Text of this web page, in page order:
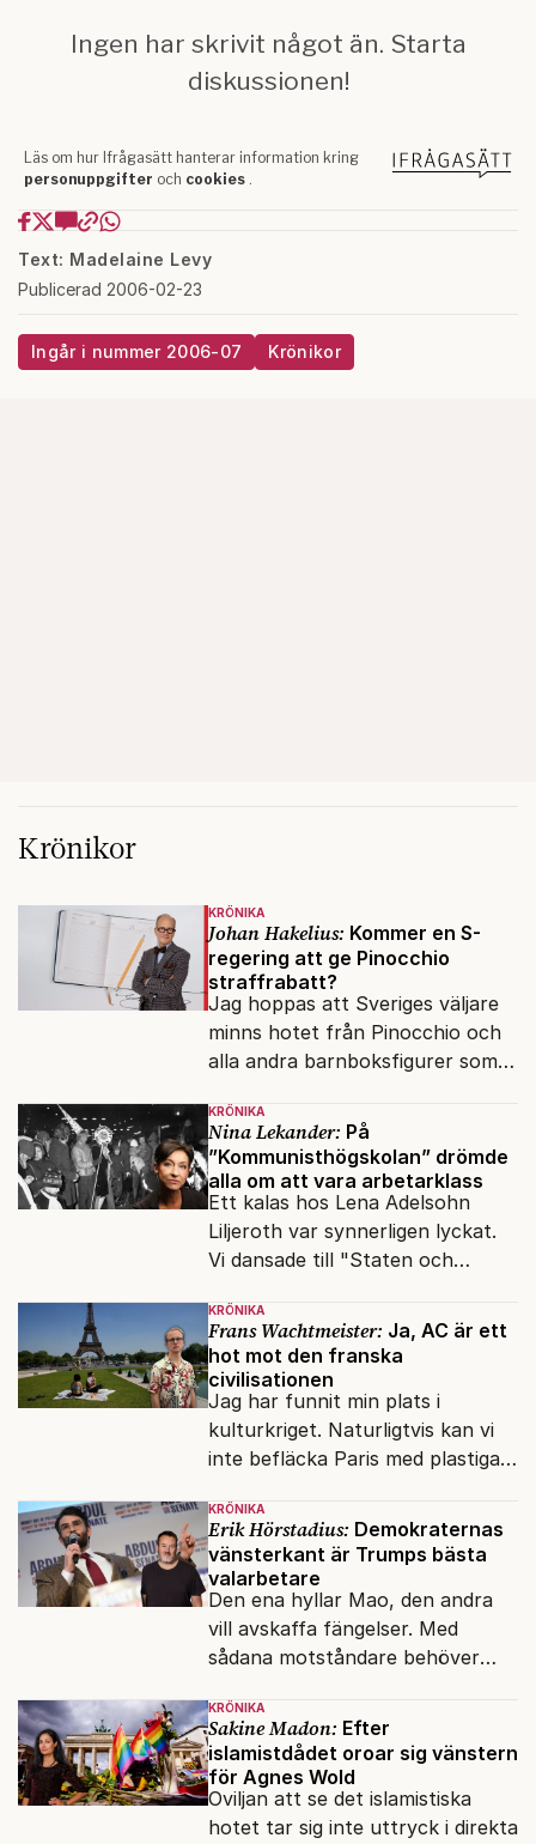
Text: Madelaine Levy
Publicerad 2006-02-23
Ingår i nummer 2006-07 Krönikor
Krönikor
KRÖNIKA
Johan Hakelius: Kommer en S-
regering att ge Pinocchio
straffrabatt?
Jag hoppas att Sveriges väljare
minns hotet från Pinocchio och
alla andra barnboksfigurer som
upphovsrätt.
KRÖNIKA
Nina Lekander: På
”Kommunisthögskolan” drömde
alla om att vara arbetarklass
Ett kalas hos Lena Adelsohn
Liljeroth var synnerligen lyckat.
Vi dansade till "Staten och
KRÖNIKA
Frans Wachtmeister: Ja, AC är ett
hot mot den franska
civilisationen
Jag har funnit min plats i
kulturkriget. Naturligtvis kan vi
inte befläcka Paris med plastiga
KRÖNIKA
Erik Hörstadius: Demokraternas
vänsterkant är Trumps bästa
valarbetare
Den ena hyllar Mao, den andra
vill avskaffa fängelser. Med
sådana motståndare behöver
vänner.
KRÖNIKA
Sakine Madon: Efter
islamistdådet oroar sig vänstern
för Agnes Wold
Oviljan att se det islamistiska
hotet tar sig inte uttryck i direkta